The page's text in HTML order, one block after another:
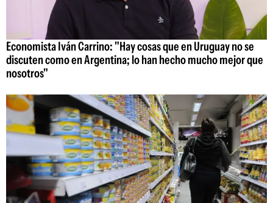
Economista Iván Carrino: "Hay cosas que en Uruguay no se
discuten como en Argentina; lo han hecho mucho mejor que
nosotros"